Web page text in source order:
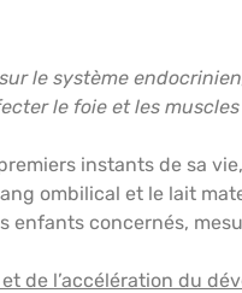
le système
le foie et les muscles
instants de sa
ombilical et le lait
concernés,
de l’accélération du